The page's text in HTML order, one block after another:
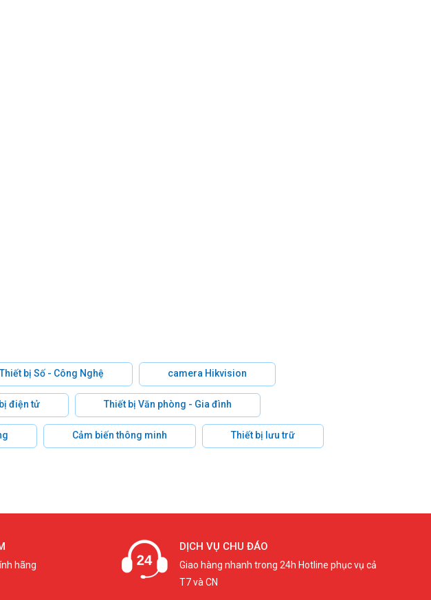
Thiết bị Số - Công Nghệ camera Hikvision
điện tử Thiết bị Văn phòng - Gia đình
Cảm biến thông minh Thiết bị lưu trữ
hãng
DỊCH VỤ CHU ĐÁO
Giao hàng nhanh trong 24h Hotline phục vụ cả
T7 và CN